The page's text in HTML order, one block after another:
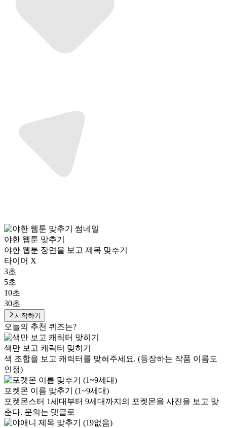
야한 웹툰 맞추기
야한 웹툰 장면을 보고 제목 맞추기
타이머 X
3초
5초
10초
30초
시작하기
오늘의 추천 퀴즈는?
색만 보고 캐릭터 맞히기
색 조합을 보고 캐릭터를 맞혀주세요. (등장하는 작품 이름도
인정)
포켓몬 이름 맞추기 (1~9세대)
포켓몬스터 1세대부터 9세대까지의 포켓몬을 사진을 보고 맞
춘다. 문의는 댓글로